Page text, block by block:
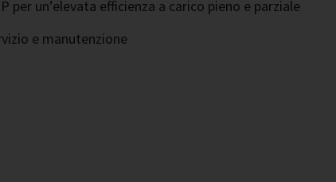
per un’elevata efficienza a carico pieno e parziale
e manutenzione